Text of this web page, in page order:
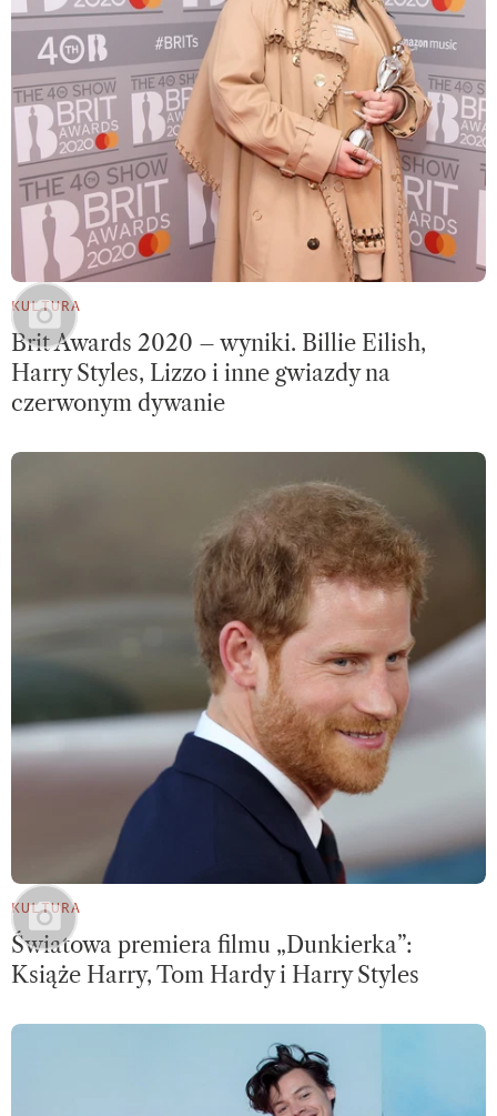
KULTURA
Brit Awards 2020 – wyniki. Billie Eilish,
Harry Styles, Lizzo i inne gwiazdy na
czerwonym dywanie
KULTURA
Światowa premiera filmu „Dunkierka”:
Książe Harry, Tom Hardy i Harry Styles